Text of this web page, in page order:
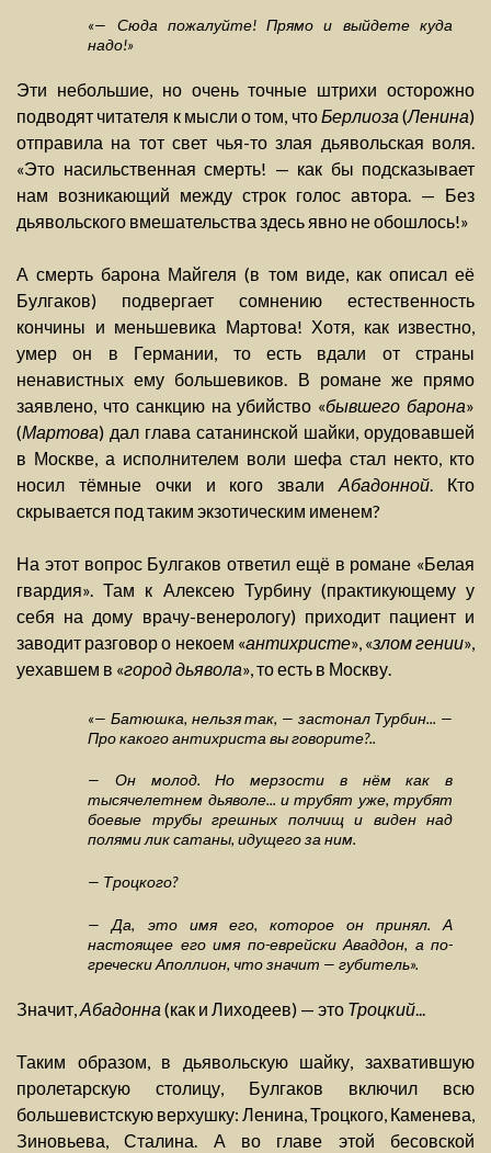
«— Сюда пожалуйте! Прямо и выйдете куда
надо!»
Эти небольшие, но очень точные штрихи осторожно
подводят читателя к мысли о том, чтоБерлиоза (Ленина)
отправила на тот свет чья-то злая дьявольская воля.
«Это насильственная смерть! — как бы подсказывает
нам возникающий между строк голос автора. — Без
дьявольского вмешательства здесь явно не обошлось!»
А смерть барона Майгеля (в том виде, как описал её
Булгаков) подвергает сомнению естественность
кончины и меньшевика Мартова! Хотя, как известно,
умер он в Германии, то есть вдали от страны
ненавистных ему большевиков. В романе же прямо
заявлено, что санкцию на убийство «бывшего барона»
(Мартова) дал глава сатанинской шайки, орудовавшей
в Москве, а исполнителем воли шефа стал некто, кто
носил тёмные очки и кого звалиАбадонной. Кто
скрывается под таким экзотическим именем?
На этот вопрос Булгаков ответил ещё в романе «Белая
гвардия». Там к Алексею Турбину (практикующему у
себя на дому врачу-венерологу) приходит пациент и
заводит разговор о некоем «антихристе», «злом гении»,
уехавшем в «город дьявола», то есть в Москву.
«— Батюшка, нельзя так, — застонал Турбин... —
Про какого антихриста вы говорите?..
— Он молод. Но мерзости в нём как в
тысячелетнем дьяволе... и трубят уже, трубят
боевые трубы грешных полчищ и виден над
полями лик сатаны, идущего за ним.
— Троцкого?
— Да, это имя его, которое он принял. А
настоящее его имя по-еврейски Аваддон, а по-
гречески Аполлион, что значит — губитель».
Значит,Абадонна (как и Лиходеев) — это Троцкий...
Таким образом, в дьявольскую шайку, захватившую
пролетарскую столицу, Булгаков включил всю
большевистскую верхушку: Ленина, Троцкого, Каменева,
Зиновьева, Сталина. А во главе этой бесовской